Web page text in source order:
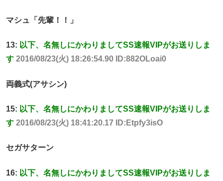
マシュ「先輩！！」
13: 以下、名無しにかわりましてSS速報VIPがお送りしま
す 2016/08/23(火) 18:26:54.90 ID:882OLoai0
両義式(アサシン)
15: 以下、名無しにかわりましてSS速報VIPがお送りしま
す 2016/08/23(火) 18:41:20.17 ID:Etpfy3isO
セガサターン
16: 以下、名無しにかわりましてSS速報VIPがお送りしま